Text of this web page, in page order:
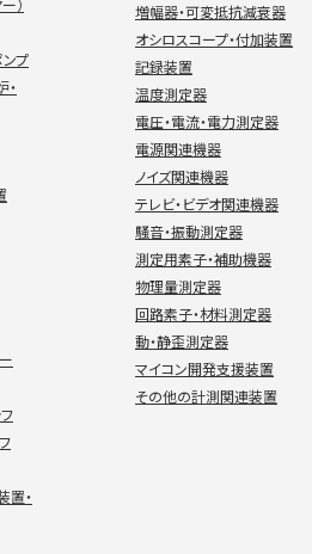
）
プ
・
置・
増幅器・可変抵抗減衰器
オシロスコープ・付加装置
記録装置
温度測定器
電圧・電流・電力測定器
電源関連機器
ノイズ関連機器
テレビ・ビデオ関連機器
騒音・振動測定器
測定用素子・補助機器
物理量測定器
回路素子・材料測定器
動・静歪測定器
マイコン開発支援装置
その他の計測関連装置